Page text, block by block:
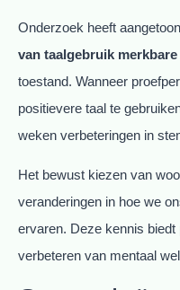
Onderzoek heeft
van taalgebruik
toestand. Wanneer
positievere taal te
weken verbeteringen in
Het bewust kiezen van
veranderingen in hoe we
ervaren. Deze kennis
verbeteren van mentaal